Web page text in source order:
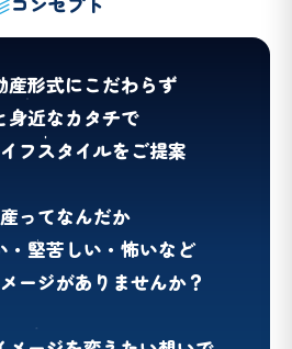
産形式にこだわらず
身近なカタチで
フスタイルをご提案
ってなんだか
・堅苦しい・怖いなど
ージがありませんか？